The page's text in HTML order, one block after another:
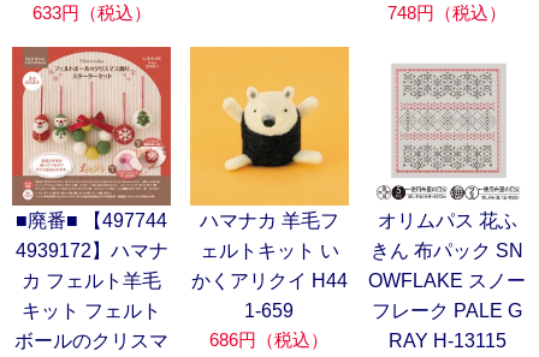
633円（税込）
748円（税込）
■廃番■ 【497744
4939172】ハマナ
カ フェルト羊毛
キット フェルト
ボールのクリスマ
ハマナカ 羊毛フ
ェルトキット い
かくアリクイ H44
1-659
686円（税込）
オリムパス 花ふ
きん 布パック SN
OWFLAKE スノー
フレーク PALE G
RAY H-13115